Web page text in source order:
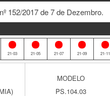
152/2017 de 7 de Dezembro.
21-03 21-05 21-07 21-09 21-11
MODELO
PS.104.03